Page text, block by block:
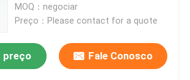
guia
MOQ：negociar
Preço：Please contact for a quote
preço Fale Conosco